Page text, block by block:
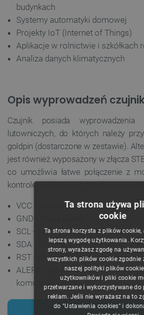
budynkach
Systemy automatyki domowej
Projekty IoT (Internet of Things)
Aplikacje w rolnictwie i szkółkach
Analiza danych klimatycznych
Opis wyprowadzeń
Czujnik posiada
lutowniczych, do których należy
goldpin (dostarczone w zestawie).
jest również wyposażony w złącza
co umożliwia łatwe połączenie z
kontrolera, eliminując potrzebę
VCC - pin zasilania w zakresie od
GND - masa układu
SCL - pin logiczny, linia zegara
SDA - pin logiczny, linia danych
RST - pin RESET
ALERT - pin wyboru adresu
komunikacyjnego I2C
Ta strona używa
cookie
Ta strona korzysta z plików cookie,
lepszą wygodę użytkowania.
strony, wyrażasz zgodę na
wszystkich plików cookie zgodnie
naszej polityki plików
użytkowników i pliki cookie
przetwarzane i wykorzystywane do
reklam. Jeśli nie wyrażasz na to
do "Ustawienia cookies" i